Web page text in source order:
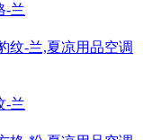
-兰
-兰